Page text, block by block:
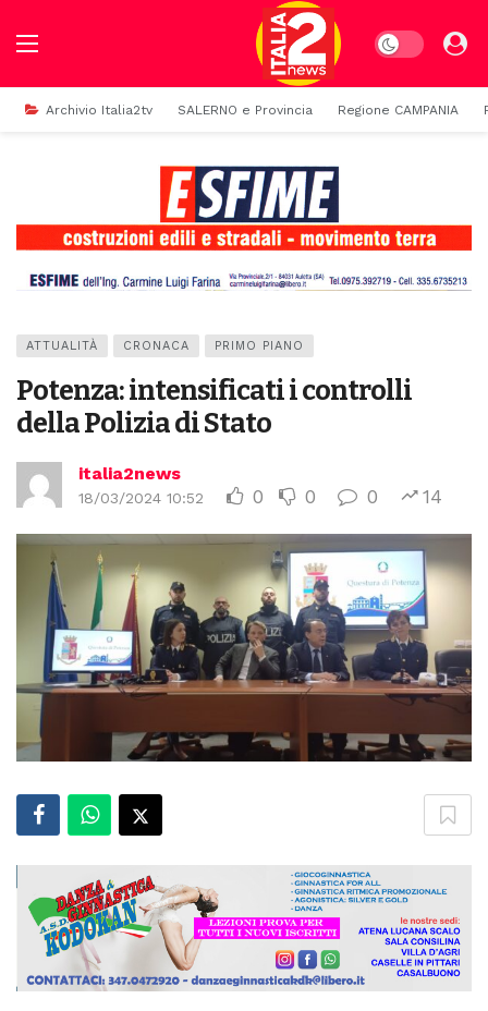
Dark mode
Archivio Italia2tv SALERNO e Provincia Regione CAMPANIA
ATTUALITÀ CRONACA PRIMO PIANO
Potenza: intensificati i controlli
della Polizia di Stato
italia2news
18/03/2024 10:52 0 0 0 14